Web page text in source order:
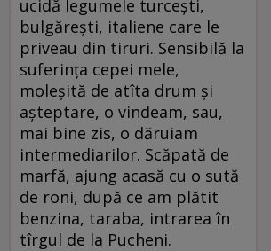
ucidă legumele turceşti,
bulgăreşti, italiene care le
priveau din tiruri. Sensibilă la
suferinţa cepei mele,
moleşită de atîta drum şi
aşteptare, o vindeam, sau,
mai bine zis, o dăruiam
intermediarilor. Scăpată de
marfă, ajung acasă cu o sută
de roni, după ce am plătit
benzina, taraba, intrarea în
tîrgul de la Pucheni.